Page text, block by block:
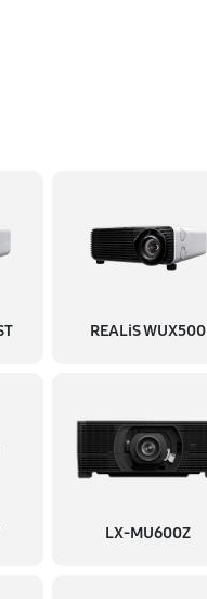
REALiS WUX500
LX-MU600Z